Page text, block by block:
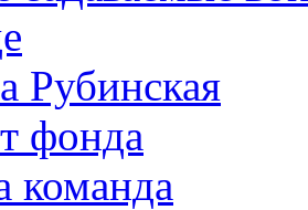
Рубинская
фонда
команда